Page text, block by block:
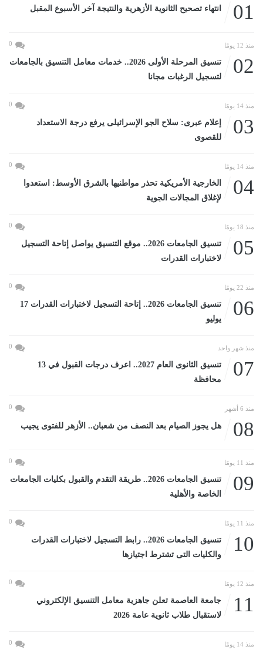
01 انتهاء تصحيح الثانوية الأزهرية والنتيجة آخر الأسبوع المقبل
منذ 12 يومًا 0
02
تنسيق المرحلة الأولى 2026.. خدمات معامل التنسيق بالجامعات
لتسجيل الرغبات مجانا
منذ 14 يومًا 0
03
إعلام عبرى: سلاح الجو الإسرائيلى يرفع درجة الاستعداد
للقصوى
منذ 14 يومًا 0
04
الخارجية الأمريكية تحذر مواطنيها بالشرق الأوسط: استعدوا
لإغلاق المجالات الجوية
منذ 18 يومًا 0
05
تنسيق الجامعات 2026.. موقع التنسيق يواصل إتاحة التسجيل
لاختبارات القدرات
منذ 22 يومًا 0
06
تنسيق الجامعات 2026.. إتاحة التسجيل لاختبارات القدرات 17
يوليو
منذ شهر واحد 0
07
تنسيق الثانوى العام 2027.. اعرف درجات القبول في 13
محافظة
منذ 6 أشهر 0
08 هل يجوز الصيام بعد النصف من شعبان.. الأزهر للفتوى يجيب
منذ 11 يومًا 0
09
تنسيق الجامعات 2026.. طريقة التقدم والقبول بكليات الجامعات
الخاصة والأهلية
منذ 11 يومًا 0
10
تنسيق الجامعات 2026.. رابط التسجيل لاختبارات القدرات
والكليات التى تشترط اجتيازها
منذ 12 يومًا 0
11
جامعة العاصمة تعلن جاهزية معامل التنسيق الإلكتروني
لاستقبال طلاب ثانوية عامة 2026
منذ 14 يومًا 0